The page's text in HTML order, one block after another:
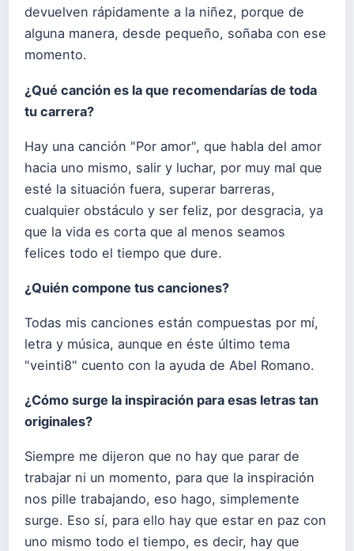
devuelven rápidamente a la niñez, porque de
alguna manera, desde pequeño, soñaba con ese
momento.
¿Qué canción es la que recomendarías de toda
tu carrera?
Hay una canción "Por amor", que habla del amor
hacia uno mismo, salir y luchar, por muy mal que
esté la situación fuera, superar barreras,
cualquier obstáculo y ser feliz, por desgracia, ya
que la vida es corta que al menos seamos
felices todo el tiempo que dure.
¿Quién compone tus canciones?
Todas mis canciones están compuestas por mí,
letra y música, aunque en éste último tema
"veinti8" cuento con la ayuda de Abel Romano.
¿Cómo surge la inspiración para esas letras tan
originales?
Siempre me dijeron que no hay que parar de
trabajar ni un momento, para que la inspiración
nos pille trabajando, eso hago, simplemente
surge. Eso sí, para ello hay que estar en paz con
uno mismo todo el tiempo, es decir, hay que